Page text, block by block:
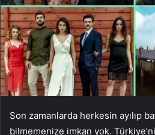
Son zamanlarda herkesin ayılıp
bilmemenize imkan yok.